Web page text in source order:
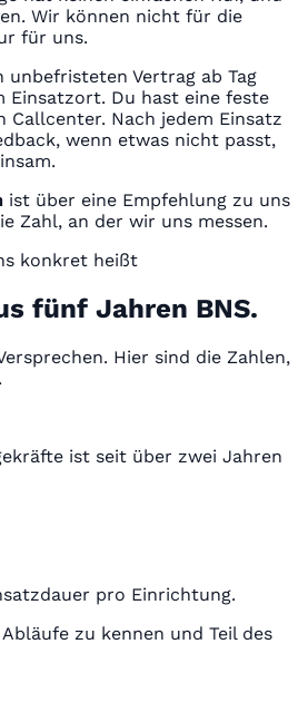
Wir können nicht für die
für uns.
unbefristeten Vertrag ab Tag
Einsatzort. Du hast eine feste
Callcenter. Nach jedem Einsatz
wenn etwas nicht passt,
ist über eine Empfehlung zu uns
Zahl, an der wir uns messen.
konkret heißt
fünf Jahren BNS.
Hier sind die Zahlen,
ist seit über zwei Jahren
pro Einrichtung.
zu kennen und Teil des